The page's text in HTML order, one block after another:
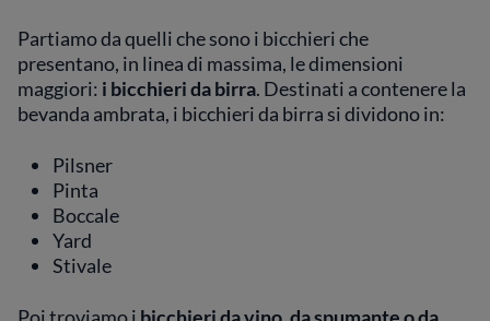
Partiamo da quelli che sono i bicchieri che
presentano, in linea di massima, le dimensioni
maggiori: i bicchieri da birra. Destinati a contenere la
bevanda ambrata, i bicchieri da birra si dividono in:
Pilsner
Pinta
Boccale
Yard
Stivale